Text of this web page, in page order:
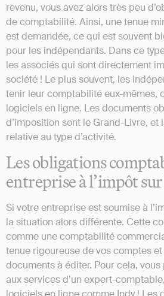
revenu, vous avez alors très peu
de comptabilité. Ainsi, une tenue
est demandée, ce qui est souvent
pour les indépendants. Dans ce
les associés qui sont directement
société ! Le plus souvent, les
tenir leur comptabilité eux-mêmes,
logiciels en ligne. Les documents
d’imposition sont le Grand-Livre,
relative au type d’activité.
Les obligations
entreprise à l’impôt sur
Si votre entreprise est soumise à
la situation alors différente. Cette
comme une comptabilité
tenue rigoureuse de vos comptes
documents à éditer. Pour cela,
aux services d’un expert-